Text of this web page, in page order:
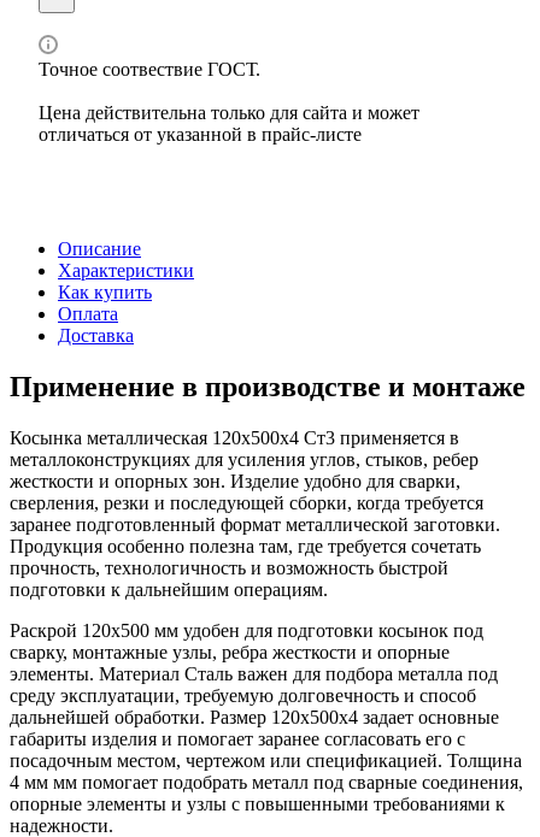
Точное соотвествие ГОСТ.
Цена действительна только для сайта и может
отличаться от указанной в прайс-листе
Описание
Характеристики
Как купить
Оплата
Доставка
Применение в производстве и монтаже
Косынка металлическая 120х500х4 Ст3 применяется в
металлоконструкциях для усиления углов, стыков, ребер
жесткости и опорных зон. Изделие удобно для сварки,
сверления, резки и последующей сборки, когда требуется
заранее подготовленный формат металлической заготовки.
Продукция особенно полезна там, где требуется сочетать
прочность, технологичность и возможность быстрой
подготовки к дальнейшим операциям.
Раскрой 120х500 мм удобен для подготовки косынок под
сварку, монтажные узлы, ребра жесткости и опорные
элементы. Материал Сталь важен для подбора металла под
среду эксплуатации, требуемую долговечность и способ
дальнейшей обработки. Размер 120х500х4 задает основные
габариты изделия и помогает заранее согласовать его с
посадочным местом, чертежом или спецификацией. Толщина
4 мм мм помогает подобрать металл под сварные соединения,
опорные элементы и узлы с повышенными требованиями к
надежности.